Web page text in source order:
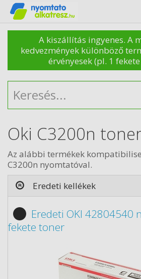
A kiszállítás ingyenes. A
kedvezmények különböző
érvényesek (pl. 1
Oki C3200n
Az alábbi termékek
C3200n nyomtatóval.
Eredeti kellékek
Eredeti OKI 42804540
fekete toner